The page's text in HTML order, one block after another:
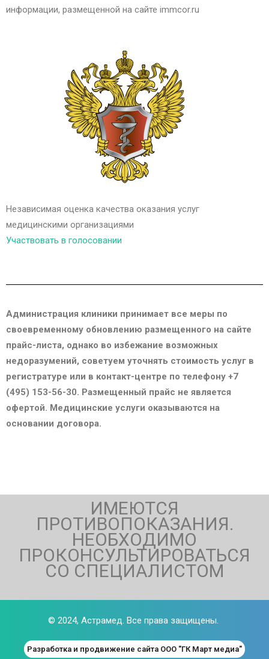
информации, размещенной на сайте immcor.ru
Независимая оценка качества оказания услуг
медицинскими организациями
Участвовать в голосовании
Администрация клиники принимает все меры по
своевременному обновлению размещенного на сайте
прайс-листа, однако во избежание возможных
недоразумений, советуем уточнять стоимость услуг в
регистратуре или в контакт-центре по телефону +7
(495) 153-56-30. Размещенный прайс не является
офертой. Медицинские услуги оказываются на
основании договора.
ИМЕЮТСЯ
ПРОТИВОПОКАЗАНИЯ.
НЕОБХОДИМО
ПРОКОНСУЛЬТИРОВАТЬСЯ
СО СПЕЦИАЛИСТОМ
© 2024, Астрамед. Все права защищены.
Разработка и продвижение сайта ООО "ГК Март медиа"